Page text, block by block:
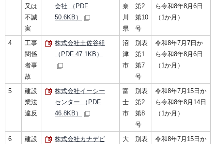
又は
不誠
実
会社 （PDF
50.6KB）
奈
川
県
第2
第10
号
ら令和8年8月6日
（1か月）
4
工事
関係
者事
故
株式会社土佐谷組
（PDF 47.1KB）
沼
津
市
別表
第1
第7
号
令和8年7月7日か
ら令和8年8月6日
（1か月）
5
建設
業法
違反
株式会社イーシー
センター （PDF
46.8KB）
富
士
市
別表
第2
第8
号
令和8年7月15日か
ら令和8年8月14日
（1か月）
6
建設
株式会社カナデビ
大
別表
令和8年7月15日か